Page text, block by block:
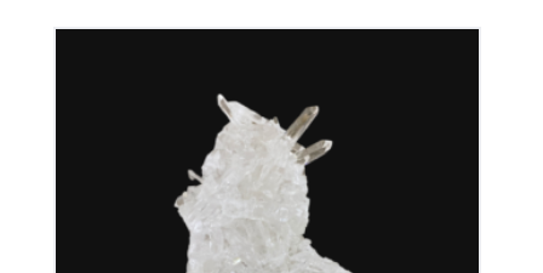
Cristal de Roche
350 €